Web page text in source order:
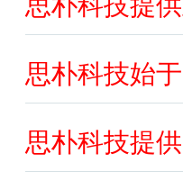
思朴科技始
思朴科技提